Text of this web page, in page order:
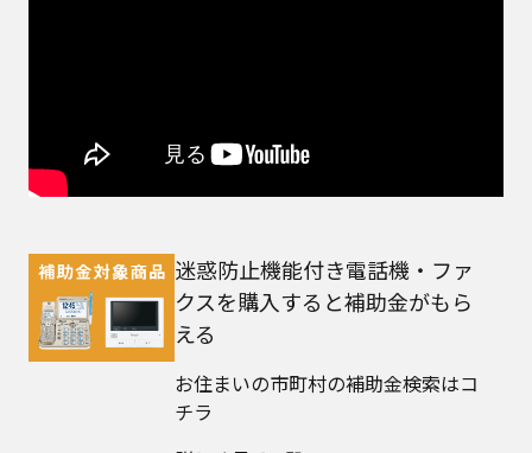
迷惑防止機能付き電話機・ファ
クスを購入すると補助金がもら
える
お住まいの市町村の補助金検索はコ
チラ